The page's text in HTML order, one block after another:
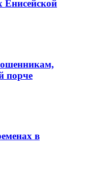
Енисейской
порче
в